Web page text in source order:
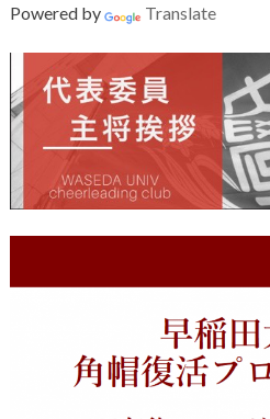
Powered by Translate